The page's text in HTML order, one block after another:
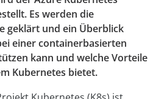
Es werden die
geklärt und ein Überblick
einer containerbasierten
kann und welche Vorteile
Kubernetes bietet.